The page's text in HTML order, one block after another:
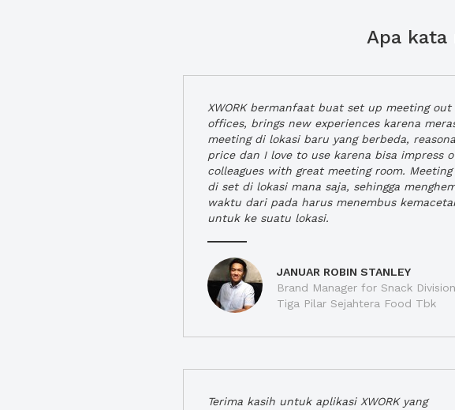
Apa kata
XWORK bermanfaat buat set up meeting out
offices, brings new experiences karena
meeting di lokasi baru yang berbeda,
price dan I love to use karena bisa impress
colleagues with great meeting room. Meeting
di set di lokasi mana saja, sehingga
waktu dari pada harus menembus
untuk ke suatu lokasi.
JANUAR ROBIN STANLEY
Brand Manager for Snack
Tiga Pilar Sejahtera Food Tbk
Terima kasih untuk aplikasi XWORK yang